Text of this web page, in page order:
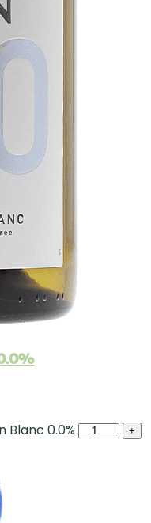
Blanc 0.0% +